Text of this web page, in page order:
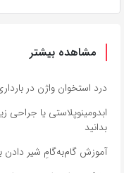
مشاهده بیشتر
درد استخوان واژن در
ابدومینوپلاستی یا جراحی
بدانید
آموزش گام‌به‌گامِ شیر دادن